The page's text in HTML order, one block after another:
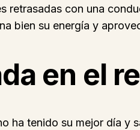
con una
bien su energía y
en el
ha tenido su mejor día y